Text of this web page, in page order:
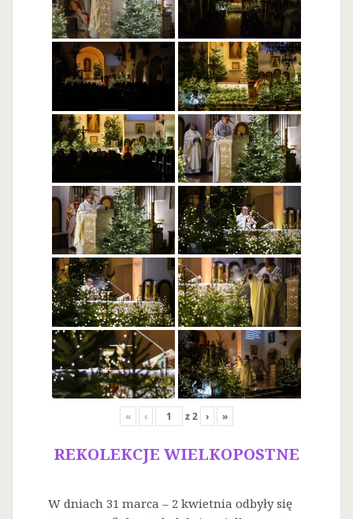
« ‹ z2 › »
REKOLEKCJE WIELKOPOSTNE
W dniach 31 marca – 2 kwietnia odbyły się